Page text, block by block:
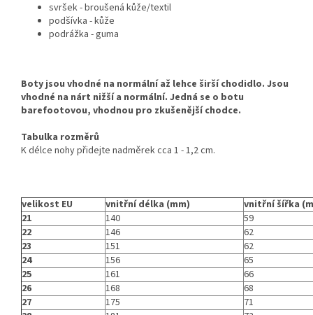
svršek - broušená kůže/textil
podšívka - kůže
podrážka - guma
Boty jsou vhodné na normální až lehce širší chodidlo. Jsou
vhodné na nárt nižší a normální. Jedná se o botu
barefootovou, vhodnou pro zkušenější chodce.
Tabulka rozměrů
K délce nohy přidejte nadměrek cca 1 - 1,2 cm.
velikost EU vnitřní délka (mm)
vnitřní šířka
21
140
59
22
146
62
23
151
62
24
156
65
25
161
66
26
168
68
27
175
71